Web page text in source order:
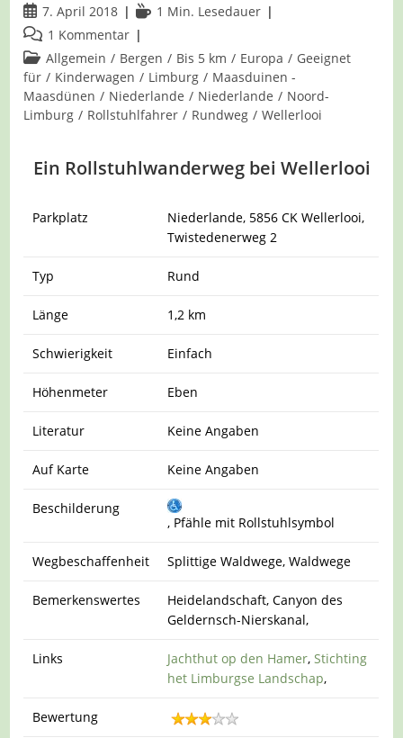
Beitrag
veröffentlicht:
7. April 2018 Lesedauer:
1 Min. Lesedauer
Beitrags-
Kommentare:
1 Kommentar
Beitrags-
Kategorie:
Allgemein / Bergen / Bis 5 km / Europa / Geeignet
für / Kinderwagen / Limburg / Maasduinen -
Maasdünen / Niederlande / Niederlande / Noord-
Limburg / Rollstuhlfahrer / Rundweg / Wellerlooi
Ein Rollstuhlwanderweg bei Wellerlooi
Parkplatz Niederlande, 5856 CK Wellerlooi,
Twistedenerweg 2
Typ Rund
Länge 1,2 km
Schwierigkeit Einfach
Höhenmeter Eben
Literatur Keine Angaben
Auf Karte Keine Angaben
Beschilderung
, Pfähle mit Rollstuhlsymbol
Wegbeschaffenheit Splittige Waldwege, Waldwege
Bemerkenswertes
Heidelandschaft, Canyon des
Geldernsch-Nierskanal,
Links Jachthut op den Hamer,Stichting
het Limburgse Landschap,
Bewertung